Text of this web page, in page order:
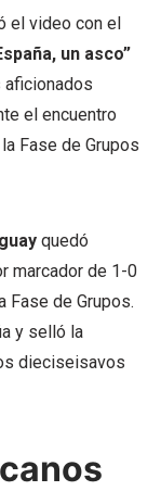
el video con el
un asco”
aficionados
el encuentro
Fase de Grupos
quedó
marcador de 1-0
Fase de Grupos.
y selló la
dieciseisavos